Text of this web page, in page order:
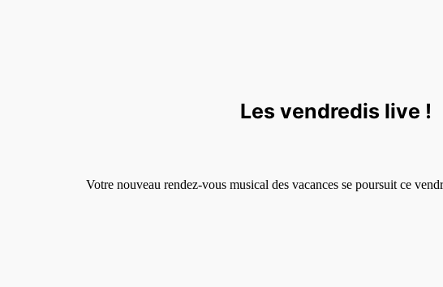
Les vendredis live !
Votre nouveau rendez-vous musical des vacances se poursuit ce